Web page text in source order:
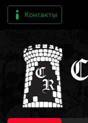
Контакты